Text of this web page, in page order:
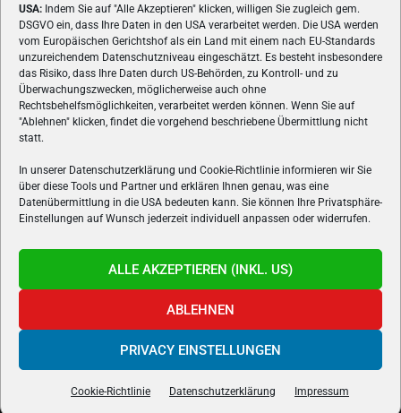
USA: Indem Sie auf "Alle Akzeptieren" klicken, willigen Sie zugleich gem.
DSGVO ein, dass Ihre Daten in den USA verarbeitet werden. Die USA werden
vom Europäischen Gerichtshof als ein Land mit einem nach EU-Standards
unzureichendem Datenschutzniveau eingeschätzt. Es besteht insbesondere
das Risiko, dass Ihre Daten durch US-Behörden, zu Kontroll- und zu
Überwachungszwecken, möglicherweise auch ohne
Rechtsbehelfsmöglichkeiten, verarbeitet werden können. Wenn Sie auf
"Ablehnen" klicken, findet die vorgehend beschriebene Übermittlung nicht
statt.
In unserer Datenschutzerklärung und Cookie-Richtlinie informieren wir Sie
über diese Tools und Partner und erklären Ihnen genau, was eine
Datenübermittlung in die USA bedeuten kann. Sie können Ihre Privatsphäre-
Einstellungen auf Wunsch jederzeit individuell anpassen oder widerrufen.
ALLE AKZEPTIEREN (INKL. US)
ABLEHNEN
PRIVACY EINSTELLUNGEN
Cookie-Richtlinie Datenschutzerklärung Impressum
ÜBER UNS
VON GAMERN, FÜR GAMER! Gamers.at ist das älteste Online-
Spielemagazin Österreichs und bringt täglich aktuelle News,
Reviews und Videos zu PC- und Konsolenspielen, Gaming-
Hardware und aus der Welt des e-Sport's.
FOLGE UNS
Gamers.at v6 © 1999-2024 All Rights Reserved -Kontakt|Impressum|
Datenschutzerklärung
- Developed by
powered byoverclockers.at